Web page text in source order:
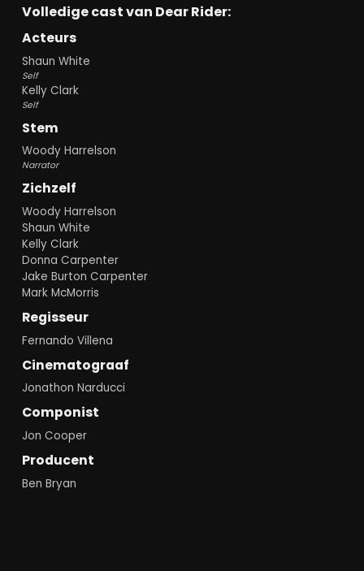
Volledige cast van Dear Rider:
Acteurs
Shaun White
Self
Kelly Clark
Self
Stem
Woody Harrelson
Narrator
Zichzelf
Woody Harrelson
Shaun White
Kelly Clark
Donna Carpenter
Jake Burton Carpenter
Mark McMorris
Regisseur
Fernando Villena
Cinematograaf
Jonathon Narducci
Componist
Jon Cooper
Producent
Ben Bryan